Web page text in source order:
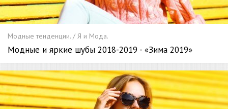
Модные тенденции. / Я и Мода.
Модные и яркие шубы 2018-2019 - «Зима 2019»